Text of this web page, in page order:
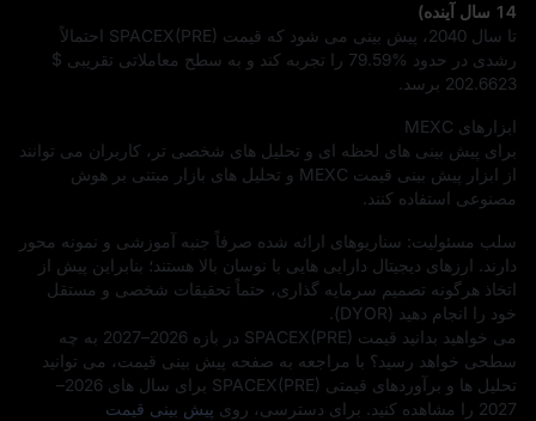
14 سال آینده)
تا سال 2040، پیش‌ بینی می‌ شود که قیمت SPACEX(PRE) احتمالاً
رشدی در حدود 79.59% را تجربه کند و به سطح معاملاتی تقریبی $
202.6623 برسد.
ابزارهای MEXC
برای پیش‌ بینی‌ های لحظه‌ ای و تحلیل‌ های شخصی‌ تر، کاربران می‌ توانند
از ابزار پیش‌ بینی قیمت MEXC و تحلیل‌ های بازار مبتنی بر هوش
مصنوعی استفاده کنند.
سلب مسئولیت: سناریوهای ارائه‌ شده صرفاً جنبه آموزشی و نمونه‌ محور
دارند. ارزهای دیجیتال دارایی‌ هایی با نوسان بالا هستند؛ بنابراین پیش از
اتخاذ هرگونه تصمیم سرمایه‌ گذاری، حتماً تحقیقات شخصی و مستقل
خود را انجام دهید (DYOR).
می‌ خواهید بدانید قیمت SPACEX(PRE) در بازه 2026–2027 به چه
سطحی خواهد رسید؟ با مراجعه به صفحه پیش‌ بینی قیمت، می‌ توانید
تحلیل‌ ها و برآوردهای قیمتی SPACEX(PRE) برای سال‌ های 2026–
2027 را مشاهده کنید. برای دسترسی، روی
پیش‌ بینی قیمت